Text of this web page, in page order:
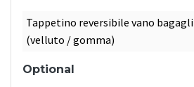
Tappetino reversibile vano bagagli
(velluto / gomma)
Optional